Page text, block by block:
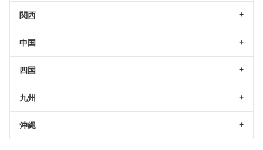
関西
中国
四国
九州
沖縄